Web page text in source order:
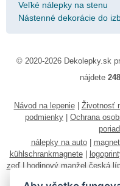
Veľké nálepky na stenu
Nástenné dekorácie do
© 2020-2026 Dekolepky.sk
nájdete
Návod na lepenie| Životnosť
podmienky
Ochrana
nálepky na auto|
kühlschrankmagnete|
zeď| hodinový manžel česká